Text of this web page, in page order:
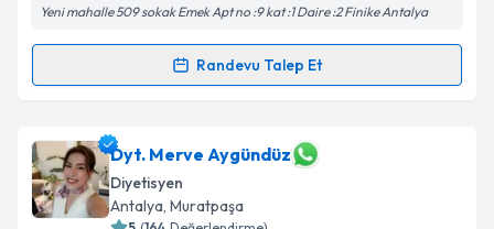
Yeni mahalle 509 sokak Emek Apt no :9 kat :1 Daire :2 Finike Antalya
Randevu Talep Et
Randevu Takvimi Talebi
Dyt. Damla Morkayaiçin randevu takvimi talebi
oluşturun. Size bu uzmandan randevu almanız için bir
takvim hazırlandığında e-posta ile bilgilendireceğiz.
Dyt. Merve Aygündüz
Diyetisyen
Antalya, Muratpaşa